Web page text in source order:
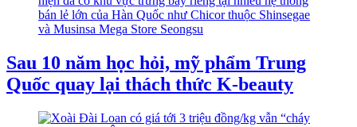
Sau 10 năm học hỏi, mỹ phẩm Trung
Quốc quay lại thách thức K-beauty